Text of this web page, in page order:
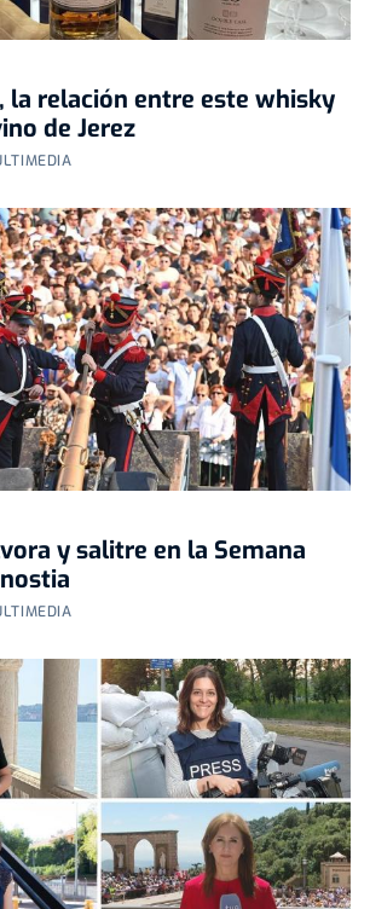
la relación entre este whisky
de Jerez
y salitre en la Semana